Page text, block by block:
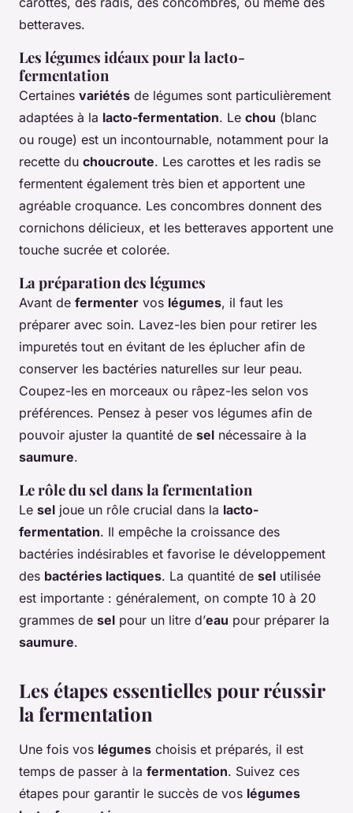
betteraves.
Les légumes idéaux pour la lacto-
fermentation
Certaines variétés de légumes sont particulièrement
adaptées à la lacto-fermentation. Le chou (blanc
ou rouge) est un incontournable, notamment pour la
recette du choucroute. Les carottes et les radis se
fermentent également très bien et apportent une
agréable croquance. Les concombres donnent des
cornichons délicieux, et les betteraves apportent une
touche sucrée et colorée.
La préparation des légumes
Avant de fermenter vos légumes, il faut les
préparer avec soin. Lavez-les bien pour retirer les
impuretés tout en évitant de les éplucher afin de
conserver les bactéries naturelles sur leur peau.
Coupez-les en morceaux ou râpez-les selon vos
préférences. Pensez à peser vos légumes afin de
pouvoir ajuster la quantité de sel nécessaire à la
saumure.
Le rôle du sel dans la fermentation
Le sel joue un rôle crucial dans la lacto-
fermentation. Il empêche la croissance des
bactéries indésirables et favorise le développement
des bactéries lactiques. La quantité de sel utilisée
est importante : généralement, on compte 10 à 20
grammes de sel pour un litre d’eau pour préparer la
saumure.
Les étapes essentielles pour réussir
la fermentation
Une fois vos légumes choisis et préparés, il est
temps de passer à la fermentation. Suivez ces
étapes pour garantir le succès de vos légumes